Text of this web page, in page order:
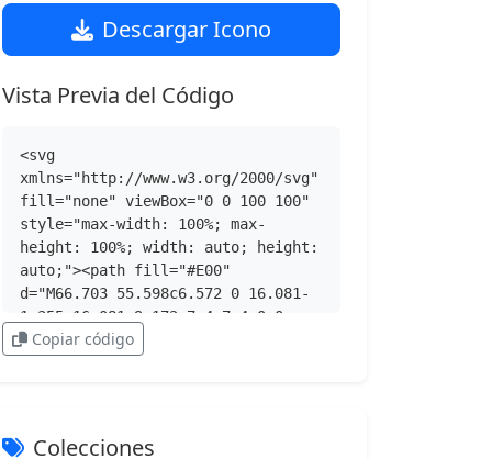
Descargar Icono
Vista Previa del Código
<svg
xmlns="http://www.w3.org/2000/svg"
fill="none" viewBox="0 0 100 100"
style="max-width: 100%; max-
height: 100%; width: auto; height:
auto;"><path fill="#E00"
d="M66.703 55.598c6.572 0 16.081-
1.355 16.081-9.172a7.4 7.4 0 0
0-.163-1.797l-3.913-17c-.904-3.74-
5.206 2.149-6.792 6.567 0 0-4.419
Copiar código
Colecciones